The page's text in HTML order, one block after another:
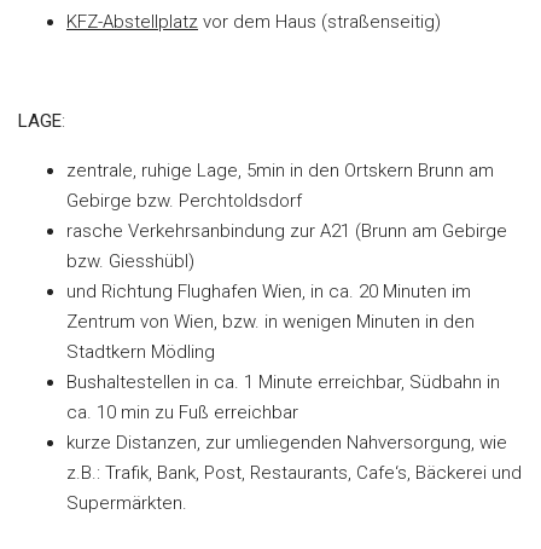
KFZ-Abstellplatz vor dem Haus (straßenseitig)
LAGE:
zentrale, ruhige Lage, 5min in den Ortskern Brunn am
Gebirge bzw. Perchtoldsdorf
rasche Verkehrsanbindung zur A21 (Brunn am Gebirge
bzw. Giesshübl)
und Richtung Flughafen Wien, in ca. 20 Minuten im
Zentrum von Wien, bzw. in wenigen Minuten in den
Stadtkern Mödling
Bushaltestellen in ca. 1 Minute erreichbar, Südbahn in
ca. 10 min zu Fuß erreichbar
kurze Distanzen, zur umliegenden Nahversorgung, wie
z.B.: Trafik, Bank, Post, Restaurants, Cafe‘s, Bäckerei und
Supermärkten.